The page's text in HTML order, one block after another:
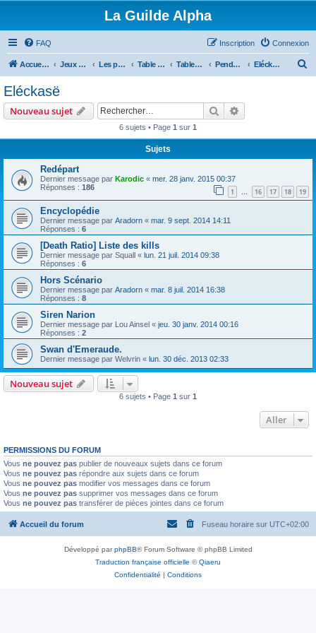
La Guilde Alpha
FAQ Connexion
Inscription
Accueil du forum Jeux de rôles Les parties de la Guilde Table en cours, à venir ou en pause Tables fini ou en pause Pendant ce temps là, a Veracruz Eléckasë
e
Eléckasë
Nouveau sujet Rechercher
6 sujets • Page 1 sur 1
Sujets
Redépart
Dernier message par Karodic « mer. 28 janv. 2015 00:37
Réponses : 186 1 … 16 17 18 19
Encyclopédie
Dernier message par Aradorn « mar. 9 sept. 2014 14:11
Réponses : 6
[Death Ratio] Liste des kills
Dernier message par Squall « lun. 21 juil. 2014 09:38
Réponses : 6
Hors Scénario
Dernier message par Aradorn « mar. 8 juil. 2014 16:38
Réponses : 8
Siren Narion
Dernier message par Lou Ainsel « jeu. 30 janv. 2014 00:16
Réponses : 2
Swan d'Emeraude.
Dernier message par Welvrin « lun. 30 déc. 2013 02:33
Nouveau sujet
6 sujets • Page 1 sur 1
Aller
PERMISSIONS DU FORUM
Vous ne pouvez pas publier de nouveaux sujets dans ce forum
Vous ne pouvez pas répondre aux sujets dans ce forum
Vous ne pouvez pas modifier vos messages dans ce forum
Vous ne pouvez pas supprimer vos messages dans ce forum
Vous ne pouvez pas transférer de pièces jointes dans ce forum
Accueil du forum Fuseau horaire sur UTC+02:00
Développé parphpBB® Forum Software © phpBB Limited
Traduction française officielle ©Qiaeru
Confidentialité | Conditions